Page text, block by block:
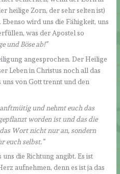
heilige Zorn, der sehr selten ist)
wird uns die Fähigkeit, uns
was der Apostel so
und Böse ab!”
angesprochen. Der Heilige
Leben in Christus noch all das
uns von Gott trennt und den
und nehmt euch das
worden ist und das die
Wort nicht nur an, sondern
euch selbst.”
uns die Richtung angibt. Es ist
aufnehmen, denn es ist ja das